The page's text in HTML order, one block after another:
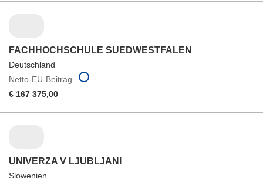
FACHHOCHSCHULE SUEDWESTFALEN
Deutschland
Netto-EU-Beitrag
€ 167 375,00
UNIVERZA V LJUBLJANI
Slowenien